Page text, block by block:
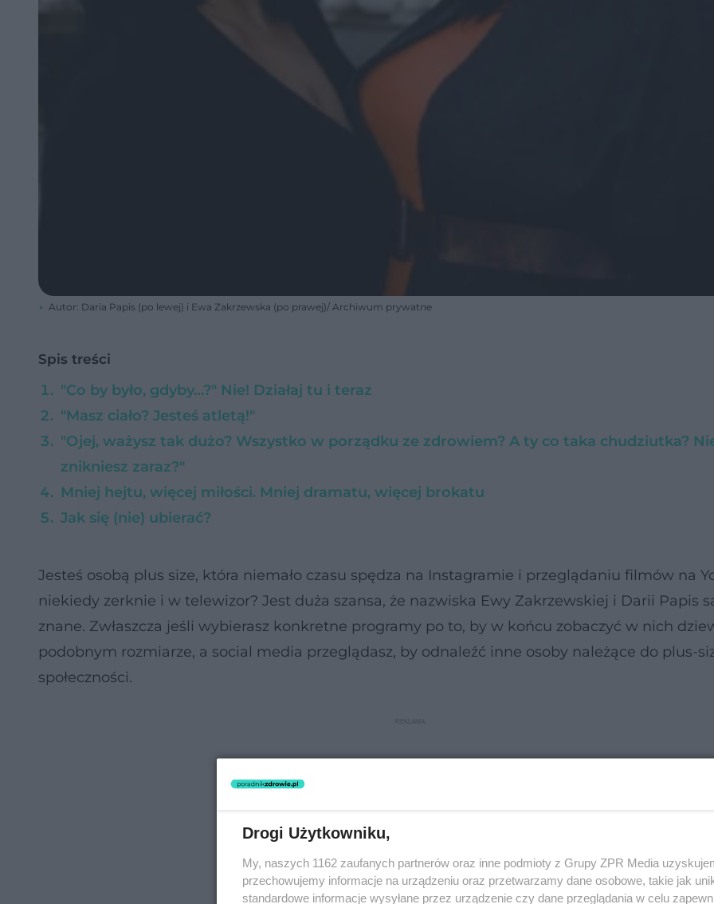
Autor: Daria Papis (po lewej) i Ewa Zakrzewska (po prawej)/ Archiwum prywatne
Spis treści
"Co by było, gdyby…?" Nie! Działaj tu i teraz
"Masz ciało? Jesteś atletą!"
"Ojej, ważysz tak dużo? Wszystko w porządku ze zdrowiem? A ty co taka chudziutka?
znikniesz zaraz?"
Mniej hejtu, więcej miłości. Mniej dramatu, więcej brokatu
Jak się (nie) ubierać?
Jesteś osobą plus size, która niemało czasu spędza na Instagramie i przeglądaniu filmów na
niekiedy zerknie i w telewizor? Jest duża szansa, że nazwiska Ewy Zakrzewskiej i Darii Papis
znane. Zwłaszcza jeśli wybierasz konkretne programy po to, by w końcu zobaczyć w nich
podobnym rozmiarze, a social media przeglądasz, by odnaleźć inne osoby należące do plus-
społeczności.
Drogi Użytkowniku,
My, naszych 1162 zaufanych partnerów oraz inne podmioty z Grupy ZPR Media
przechowujemy informacje na urządzeniu oraz przetwarzamy dane osobowe, takie jak
standardowe informacje wysyłane przez urządzenie czy dane przeglądania w celu